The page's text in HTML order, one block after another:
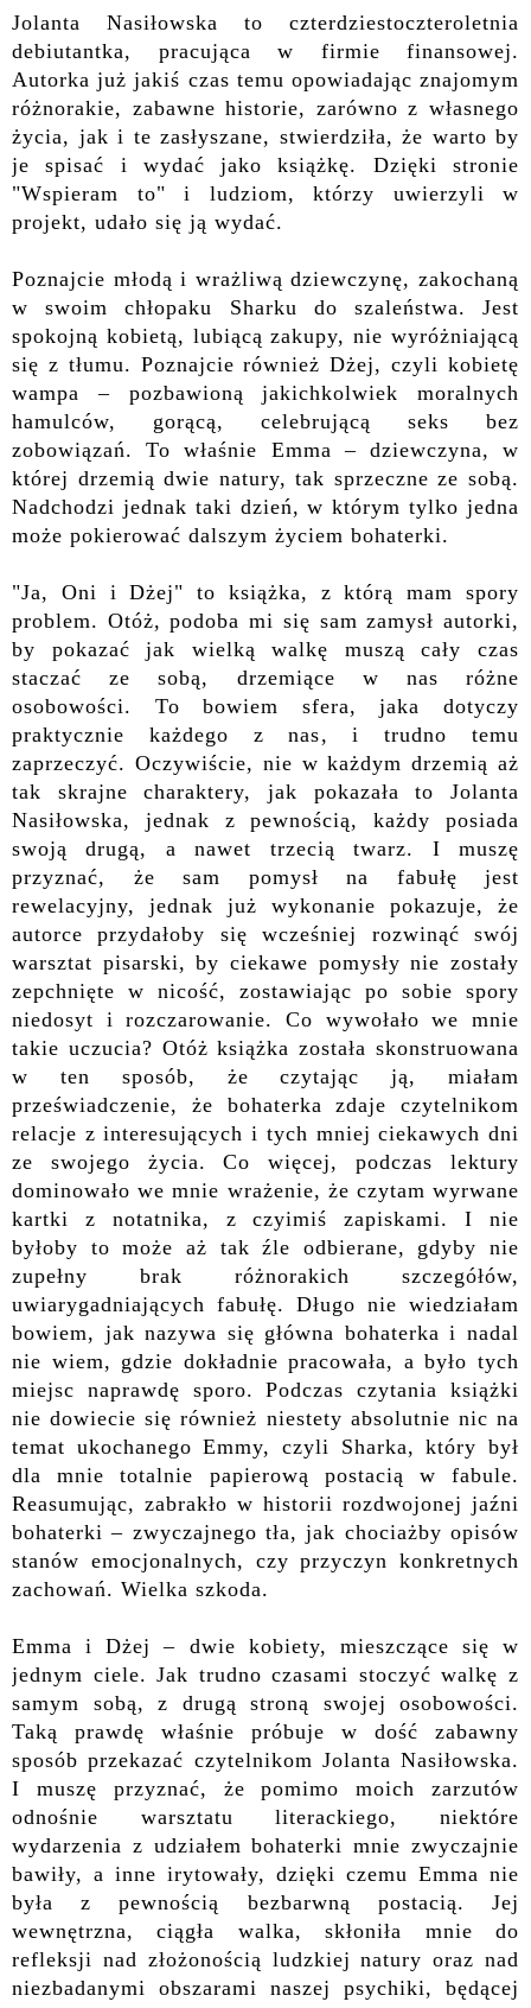
Jolanta Nasiłowska to czterdziestoczteroletnia
debiutantka, pracująca w firmie finansowej.
Autorka już jakiś czas temu opowiadając znajomym
różnorakie, zabawne historie, zarówno z własnego
życia, jak i te zasłyszane, stwierdziła, że warto by
je spisać i wydać jako książkę. Dzięki stronie
"Wspieram to" i ludziom, którzy uwierzyli w
projekt, udało się ją wydać.
Poznajcie młodą i wrażliwą dziewczynę, zakochaną
w swoim chłopaku Sharku do szaleństwa. Jest
spokojną kobietą, lubiącą zakupy, nie wyróżniającą
się z tłumu. Poznajcie również Dżej, czyli kobietę
wampa – pozbawioną jakichkolwiek moralnych
hamulców, gorącą, celebrującą seks bez
zobowiązań. To właśnie Emma – dziewczyna, w
której drzemią dwie natury, tak sprzeczne ze sobą.
Nadchodzi jednak taki dzień, w którym tylko jedna
może pokierować dalszym życiem bohaterki.
"Ja, Oni i Dżej" to książka, z którą mam spory
problem. Otóż, podoba mi się sam zamysł autorki,
by pokazać jak wielką walkę muszą cały czas
staczać ze sobą, drzemiące w nas różne
osobowości. To bowiem sfera, jaka dotyczy
praktycznie każdego z nas, i trudno temu
zaprzeczyć. Oczywiście, nie w każdym drzemią aż
tak skrajne charaktery, jak pokazała to Jolanta
Nasiłowska, jednak z pewnością, każdy posiada
swoją drugą, a nawet trzecią twarz. I muszę
przyznać, że sam pomysł na fabułę jest
rewelacyjny, jednak już wykonanie pokazuje, że
autorce przydałoby się wcześniej rozwinąć swój
warsztat pisarski, by ciekawe pomysły nie zostały
zepchnięte w nicość, zostawiając po sobie spory
niedosyt i rozczarowanie. Co wywołało we mnie
takie uczucia? Otóż książka została skonstruowana
w ten sposób, że czytając ją, miałam
przeświadczenie, że bohaterka zdaje czytelnikom
relacje z interesujących i tych mniej ciekawych dni
ze swojego życia. Co więcej, podczas lektury
dominowało we mnie wrażenie, że czytam wyrwane
kartki z notatnika, z czyimiś zapiskami. I nie
byłoby to może aż tak źle odbierane, gdyby nie
zupełny brak różnorakich szczegółów,
uwiarygadniających fabułę. Długo nie wiedziałam
bowiem, jak nazywa się główna bohaterka i nadal
nie wiem, gdzie dokładnie pracowała, a było tych
miejsc naprawdę sporo. Podczas czytania książki
nie dowiecie się również niestety absolutnie nic na
temat ukochanego Emmy, czyli Sharka, który był
dla mnie totalnie papierową postacią w fabule.
Reasumując, zabrakło w historii rozdwojonej jaźni
bohaterki – zwyczajnego tła, jak chociażby opisów
stanów emocjonalnych, czy przyczyn konkretnych
zachowań. Wielka szkoda.
Emma i Dżej – dwie kobiety, mieszczące się w
jednym ciele. Jak trudno czasami stoczyć walkę z
samym sobą, z drugą stroną swojej osobowości.
Taką prawdę właśnie próbuje w dość zabawny
sposób przekazać czytelnikom Jolanta Nasiłowska.
I muszę przyznać, że pomimo moich zarzutów
odnośnie warsztatu literackiego, niektóre
wydarzenia z udziałem bohaterki mnie zwyczajnie
bawiły, a inne irytowały, dzięki czemu Emma nie
była z pewnością bezbarwną postacią. Jej
wewnętrzna, ciągła walka, skłoniła mnie do
refleksji nad złożonością ludzkiej natury oraz nad
niezbadanymi obszarami naszej psychiki, będącej